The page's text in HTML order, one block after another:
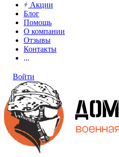
Акции
Блог
Помощь
О компании
Отзывы
Контакты
...
Войти